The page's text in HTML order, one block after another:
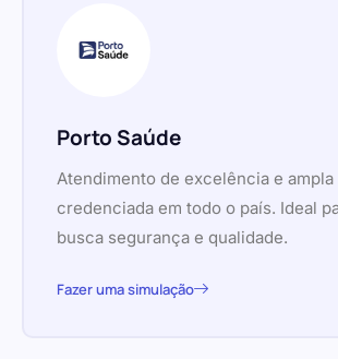
Porto Saúde
Atendimento de excelência e ampla
credenciada em todo o país. Ideal
busca segurança e qualidade.
Fazer uma simulação